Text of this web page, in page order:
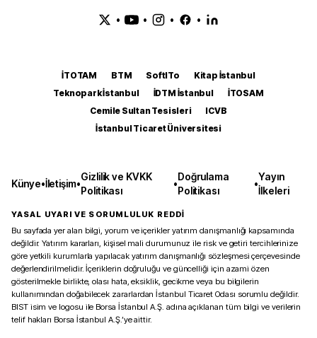
• • • •
İTOTAM BTM SoftITo
Kitap İstanbul
Teknopark İstanbul
İDTM İstanbul
İTOSAM
Cemile Sultan Tesisleri
ICVB
İstanbul Ticaret Üniversitesi
Künye•İletişim•
Gizlilik ve KVKK
Politikası
•
Doğrulama
Politikası
•
Yayın
İlkeleri
YASAL UYARI VE SORUMLULUK REDDİ
Bu sayfada yer alan bilgi, yorum ve içerikler yatırım danışmanlığı kapsamında
değildir. Yatırım kararları, kişisel mali durumunuz ile risk ve getiri tercihlerinize
göre yetkili kurumlarla yapılacak yatırım danışmanlığı sözleşmesi çerçevesinde
değerlendirilmelidir. İçeriklerin doğruluğu ve güncelliği için azami özen
gösterilmekle birlikte, olası hata, eksiklik, gecikme veya bu bilgilerin
kullanımından doğabilecek zararlardan İstanbul Ticaret Odası sorumlu değildir.
BIST isim ve logosu ile Borsa İstanbul A.Ş. adına açıklanan tüm bilgi ve verilerin
telif hakları Borsa İstanbul A.Ş.’ye aittir.